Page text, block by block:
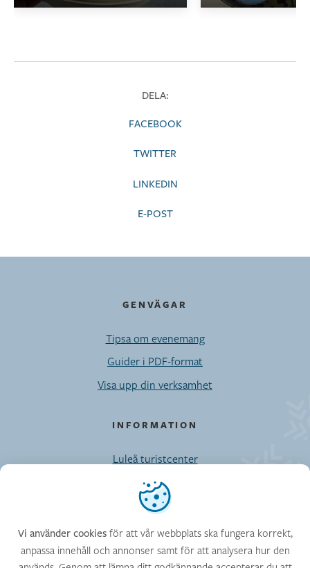
Vi använder cookies
Vi använder cookiesför att vår webbplats ska fungera korrekt,
anpassa innehåll och annonser samt för att analysera hur den
DELA:
FACEBOOK
TWITTER
LINKEDIN
E-POST
GENVÄGAR
Tipsa om evenemang
Guider i PDF-format
Visa upp din verksamhet
INFORMATION
Luleå turistcenter
Möten/Privatresor/Press
Kontaktuppgifter till Visit Luleå-enheten
Cookies